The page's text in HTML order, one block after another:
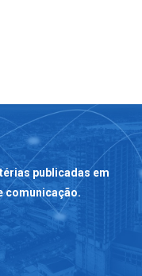
publicadas em
comunicação.